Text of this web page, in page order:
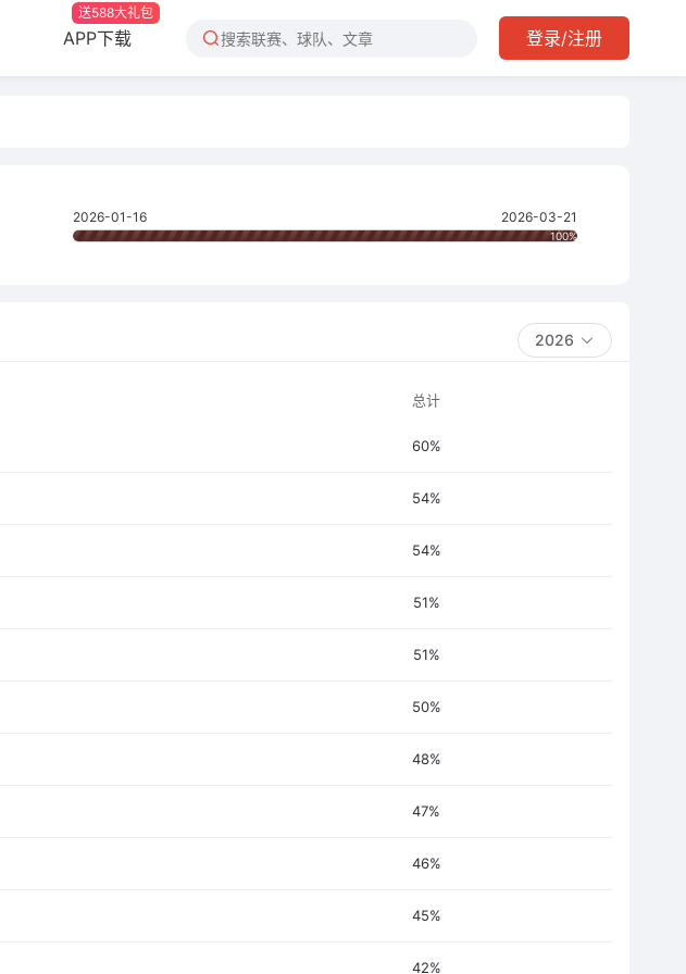
APP下载
送588大礼包
登录/注册
2026-01-16 2026-03-21
100%
2026
总计
60%
54%
54%
51%
51%
50%
48%
47%
46%
45%
42%